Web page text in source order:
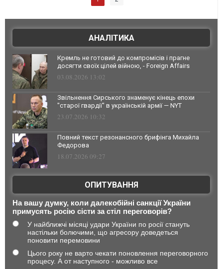
АНАЛІТИКА
Кремль не готовий до компромісів і прагне
досягти своїх цілей війною, - Foreign Affairs
03.08.2026 13:02
Звільнення Сирського знаменує кінець епохи
"старої гвардії" в українській армії — NYT
23.07.2026 10:32
Повний текст резонансного брифінга Михайла
Федорова
18.07.2026 09:27
ОПИТУВАННЯ
На вашу думку, коли далекобійні санкції України
примусять росію сісти за стіл переговорів?
У найближчі місяці удари України по росії стануть
настільки болючими, що агресору доведеться
поновити перемовини
Цього року не варто чекати поновлення переговорного
процесу. А от наступного - можливо все